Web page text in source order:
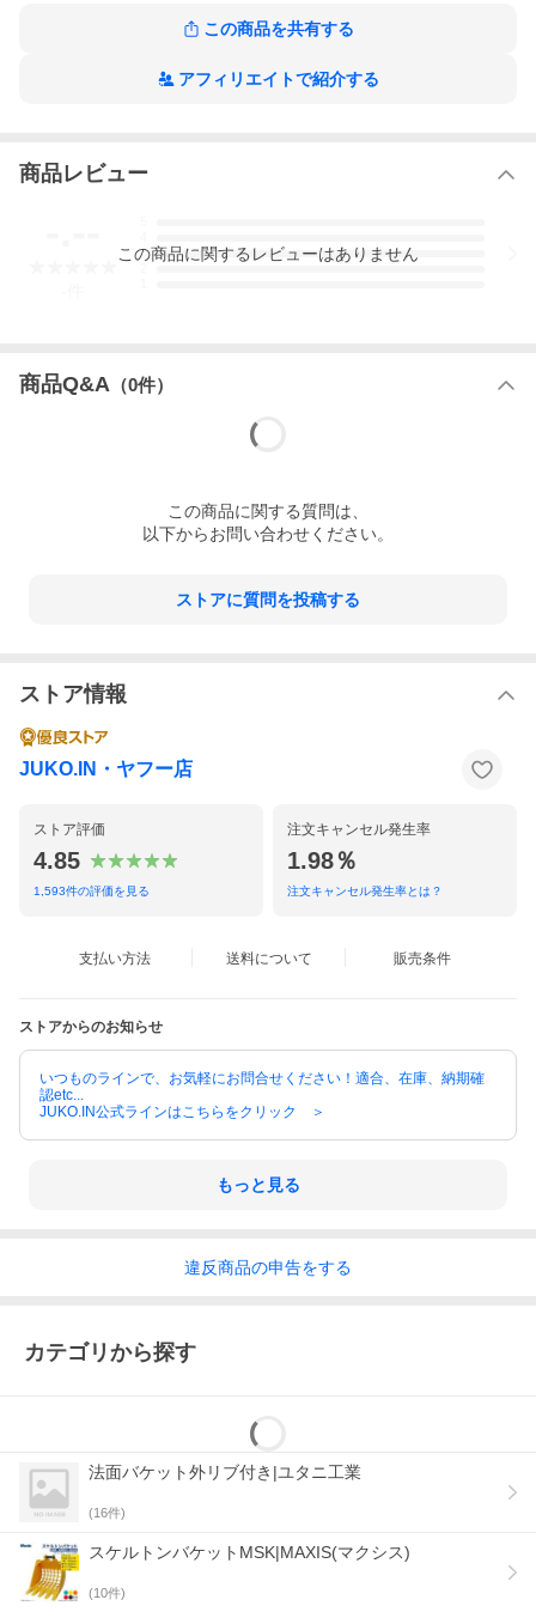
そのほかの外リブ法面バケットはこちらから >
つかみ・草刈り・リブなし法面・スケルトンなどアタッチメント
この商品を共有する
アフィリエイトで紹介する
商品レビュー
3
この商品に関するレビューはありません
商品Q&A （0件）
この商品に関する質問は、
以下からお問い合わせください。
ストアに質問を投稿する
ストア情報
JUKO.IN・ヤフー店
ストア評価
4.85
1,593件の評価を見る
注文キャンセル発生率
1.98％
注文キャンセル発生率とは？
支払い方法 送料について 販売条件
ストアからのお知らせ
いつものラインで、お気軽にお問合せください！適合、在庫、納期確
認etc...
JUKO.IN公式ラインはこちらをクリック ＞
もっと見る
違反商品の申告をする
カテゴリから探す
法面バケット外リブ付き|ユタニ工業
(16件)
スケルトンバケットMSK|MAXIS(マクシス)
(10件)